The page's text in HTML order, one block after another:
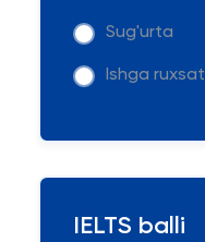
Sug'urta
Ishga ruxsat
IELTS balli